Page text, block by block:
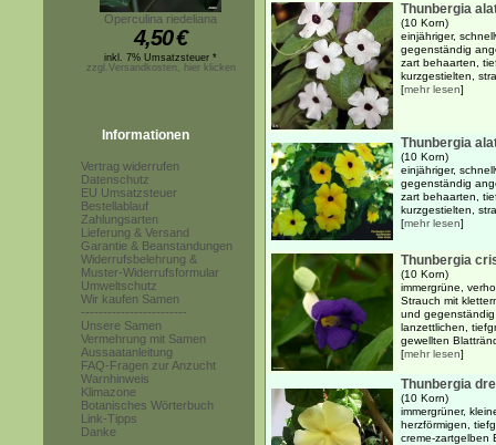
Operculina riedeliana
4,50€
inkl. 7% Umsatzsteuer *
zzgl.Versandkosten, hier klicken
Informationen
Vertrag widerrufen
Datenschutz
EU Umsatzsteuer
Bestellablauf
Zahlungsarten
Lieferung & Versand
Garantie & Beanstandungen
Widerrufsbelehrung &
Muster-Widerrufsformular
Umweltschutz
Wir kaufen Samen
------------------------
Unsere Samen
Vermehrung mit Samen
Aussaatanleitung
FAQ-Fragen zur Anzucht
Warnhinweis
Klimazone
Botanisches Wörterbuch
Link-Tipps
Danke
Thunbergia
(10 Korn)
einjähriger,
gegenständig
zart behaarten,
kurzgestielten,
[mehr lesen]
Thunbergia
(10 Korn)
einjähriger,
gegenständig
zart behaarten,
kurzgestielten,
[mehr lesen]
Thunbergia
(10 Korn)
immergrüne,
Strauch mit
und
lanzettlichen,
gewellten
[mehr lesen]
Thunbergia
(10 Korn)
immergrüner,
herzförmigen,
creme-zartgelben